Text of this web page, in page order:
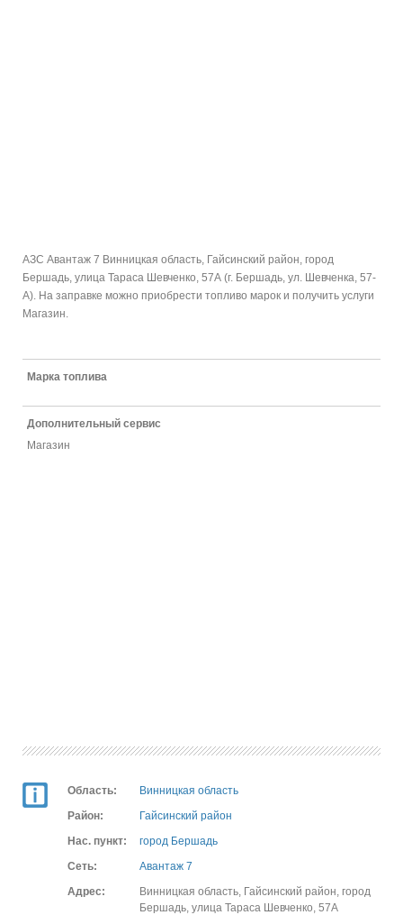
АЗС Авантаж 7 Винницкая область, Гайсинский район, город
Бершадь, улица Тараса Шевченко, 57А (г. Бершадь, ул. Шевченка, 57-
А). На заправке можно приобрести топливо марок и получить услуги
Магазин.
Марка топлива
Дополнительный сервис
Магазин
Область:
Винницкая область
Район:
Гайсинский район
Нас. пункт:
город Бершадь
Сеть:
Авантаж 7
Адрес:
Винницкая область, Гайсинский район, город
Бершадь, улица Тараса Шевченко, 57А